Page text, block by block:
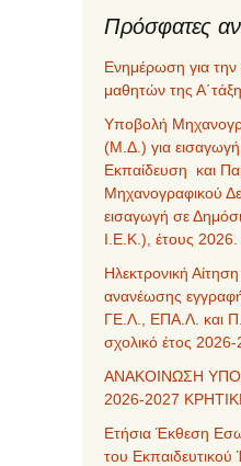
Πρόσφατες
Ενημέρωση για
μαθητών της
Υποβολή
(Μ.Δ.) για
Εκπαίδευση και
Μηχανογραφικού
εισαγωγή σε
Ι.Ε.Κ.), έτους 2026.
Ηλεκτρονική
ανανέωσης
ΓΕ.Λ., ΕΠΑ.Λ. και
σχολικό έτος 2026-
ΑΝΑΚΟΙΝΩΣΗ
2026-2027
Ετήσια Έκθεση
του